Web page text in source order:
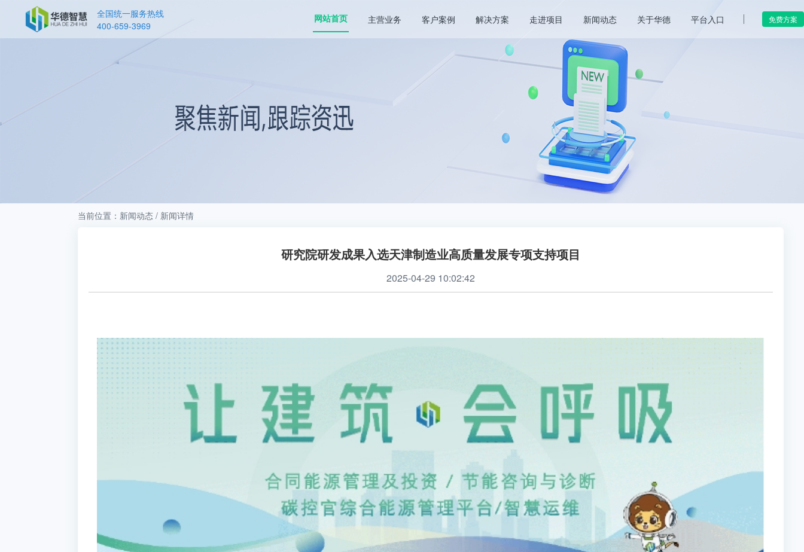
全国统一服务热线
400-659-3969
网站首页 主营业务 客户案例 解决方案 走进项目 新闻动态 关于华德 平台入口 免费方案
当前位置：新闻动态 / 新闻详情
研究院研发成果入选天津制造业高质量发展专项支持项目
2025-04-29 10:02:42